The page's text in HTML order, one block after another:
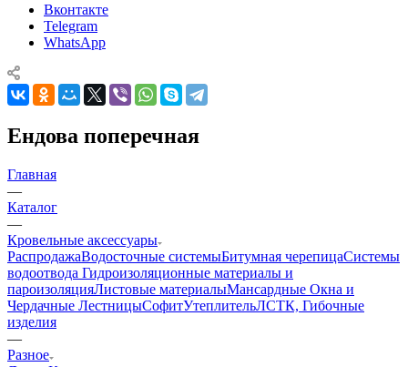
Вконтакте
Telegram
WhatsApp
Ендова поперечная
Главная
—
Каталог
—
Кровельные аксессуары
РаспродажаВодосточные системыБитумная черепицаСистемы
водоотвода Гидроизоляционные материалы и
пароизоляцияЛистовые материалыМансардные Окна и
Чердачные ЛестницыСофитУтеплительЛСТК, Гибочные
изделия
—
Разное